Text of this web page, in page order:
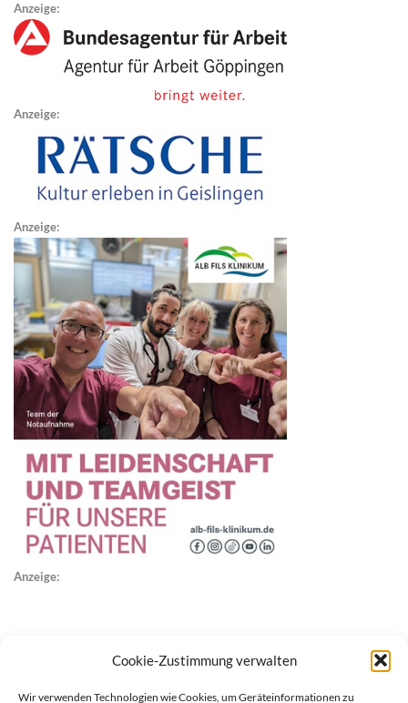
Cookie-Zustimmung verwalten
Wir verwenden Technologien wie Cookies, um Geräteinformationen zu
Anzeige:
Anzeige:
Anzeige:
Anzeige: